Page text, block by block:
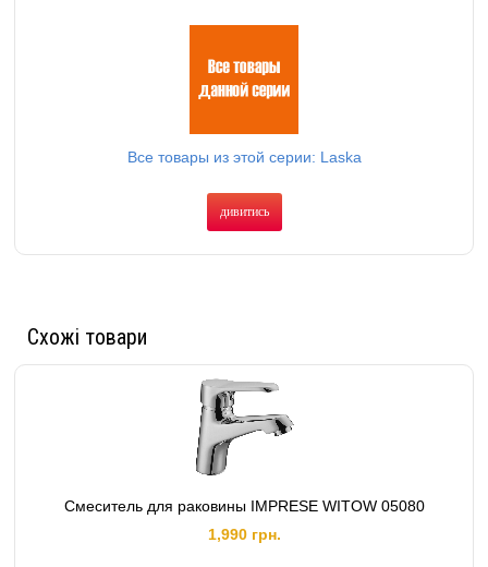
Все товары из этой серии: Laska
дивитись
Схожі товари
Смеситель для раковины IMPRESE WITOW 05080
1,990 грн.